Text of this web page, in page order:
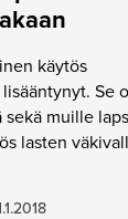
käytös
Se
sekä muille
lasten